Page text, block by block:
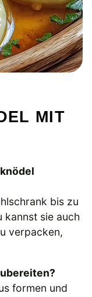
MIT
bis zu
kannst sie auch
verpacken,
formen und